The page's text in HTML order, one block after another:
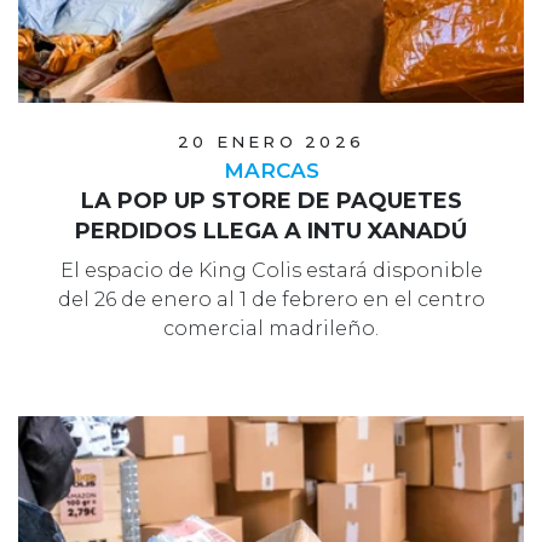
20 ENERO 2026
MARCAS
LA POP UP STORE DE PAQUETES
PERDIDOS LLEGA A INTU XANADÚ
El espacio de King Colis estará disponible
del 26 de enero al 1 de febrero en el centro
comercial madrileño.